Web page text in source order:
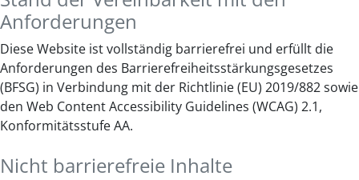
Anforderungen
Diese Website ist vollständig barrierefrei und erfüllt die
Anforderungen des Barrierefreiheitsstärkungsgesetzes
(BFSG) in Verbindung mit der Richtlinie (EU) 2019/882 sowie
den Web Content Accessibility Guidelines (WCAG) 2.1,
Konformitätsstufe AA.
Nicht barrierefreie Inhalte